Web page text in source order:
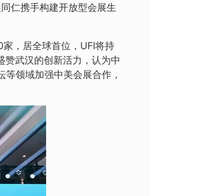
仁携手构建开放型会展生
，居全球首位，UFI将持
武汉的创新活力，认为中
领域加强中美会展合作，